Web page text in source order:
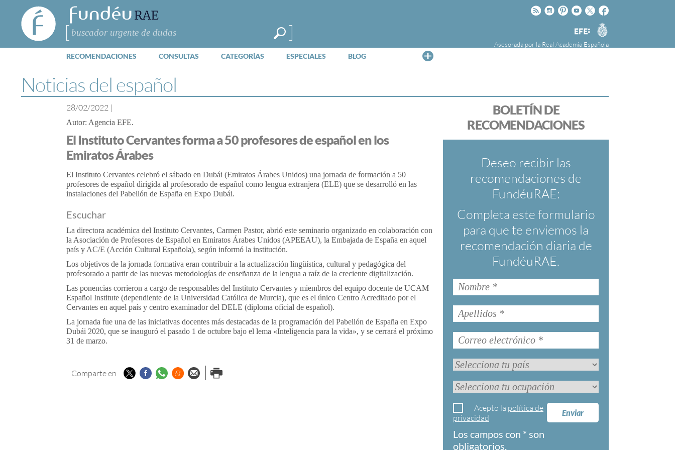
FundéuRAE
- Fundación
del Español
Urgente
Buscar
Facebook
Twitter
Youtube
Pinteres
Instagram
Rss
Agencia
EFE
Asesorada por la Real Academia Española
RECOMENDACIONES CONSULTAS CATEGORÍAS ESPECIALES BLOG
la Agencia Efe y la Real Academia Española,
cuyo objetivo es colaborar con el buen uso del
español en los medios de comunicación y en
Internet.
Noticias del español
BOLETÍN DE
RECOMENDACIONES
Deseo recibir las
recomendaciones de
FundéuRAE:
Completa este formulario
para que te enviemos la
recomendación diaria de
FundéuRAE.
Enviar
Acepto la política de
privacidad
Los campos con * son
obligatorios.
28/02/2022 |
Agencia EFE
El Instituto Cervantes forma a 50 profesores de español en los
Emiratos Árabes
El Instituto Cervantes celebró el sábado en Dubái (Emiratos Árabes Unidos) una jornada de formación a 50
profesores de español dirigida al profesorado de español como lengua extranjera (ELE) que se desarrolló en las
instalaciones del Pabellón de España en Expo Dubái.
Escuchar
La directora académica del Instituto Cervantes, Carmen Pastor, abrió este seminario organizado en colaboración con
la Asociación de Profesores de Español en Emiratos Árabes Unidos (APEEAU), la Embajada de España en aquel
país y AC/E (Acción Cultural Española), según informó la institución.
Los objetivos de la jornada formativa eran contribuir a la actualización lingüística, cultural y pedagógica del
profesorado a partir de las nuevas metodologías de enseñanza de la lengua a raíz de la creciente digitalización.
Las ponencias corrieron a cargo de responsables del Instituto Cervantes y miembros del equipo docente de UCAM
Español Institute (dependiente de la Universidad Católica de Murcia), que es el único Centro Acreditado por el
Cervantes en aquel país y centro examinador del DELE (diploma oficial de español).
La jornada fue una de las iniciativas docentes más destacadas de la programación del Pabellón de España en Expo
Dubái 2020, que se inauguró el pasado 1 de octubre bajo el lema «Inteligencia para la vida», y se cerrará el próximo
31 de marzo.
Comparte en TwitterFacebook
Whatsapp
Menéame
Enviar porImprimir